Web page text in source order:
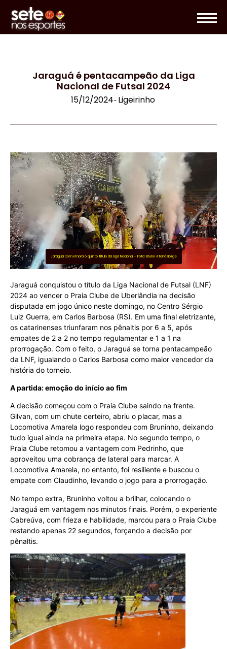
Jaraguá é pentacampeão da Liga
Nacional de Futsal 2024
15/12/2024- Ligeirinho
Jaraguá comemora o quinto título da Liga Nacional - Foto: Bruno Atanázio/ge
Jaraguá conquistou o título da Liga Nacional de Futsal (LNF)
2024 ao vencer o Praia Clube de Uberlândia na decisão
disputada em jogo único neste domingo, no Centro Sérgio
Luiz Guerra, em Carlos Barbosa (RS). Em uma final eletrizante,
os catarinenses triunfaram nos pênaltis por 6 a 5, após
empates de 2 a 2 no tempo regulamentar e 1 a 1 na
prorrogação. Com o feito, o Jaraguá se torna pentacampeão
da LNF, igualando o Carlos Barbosa como maior vencedor da
história do torneio.
A partida: emoção do início ao fim
A decisão começou com o Praia Clube saindo na frente.
Gilvan, com um chute certeiro, abriu o placar, mas a
Locomotiva Amarela logo respondeu com Bruninho, deixando
tudo igual ainda na primeira etapa. No segundo tempo, o
Praia Clube retomou a vantagem com Pedrinho, que
aproveitou uma cobrança de lateral para marcar. A
Locomotiva Amarela, no entanto, foi resiliente e buscou o
empate com Claudinho, levando o jogo para a prorrogação.
No tempo extra, Bruninho voltou a brilhar, colocando o
Jaraguá em vantagem nos minutos finais. Porém, o experiente
Cabreúva, com frieza e habilidade, marcou para o Praia Clube
restando apenas 22 segundos, forçando a decisão por
pênaltis.